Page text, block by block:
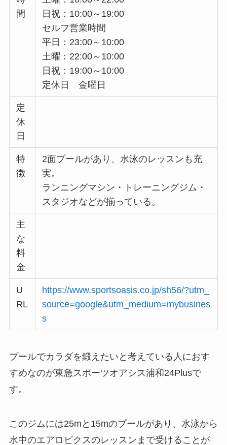
間
日祝：10:00～19:00
セルフ営業時間
平日：23:00～10:00
土曜：22:00～10:00
日祝：19:00～10:00
定休日 金曜日
定
休
日
特
徴
2面プールがあり、水泳のレッスンも充
実。
ランニングマシン・トレーニングジム・
スタジオなどが揃っている。
主
な
料
金
U
RL
https://www.sportsoasis.co.jp/sh56/?utm_
source=google&utm_medium=mybusines
s
プールでカラダを鍛えたいと考えている人におす
すめなのが東急スポーツオアシス浦和24Plusで
す。
このジムには25mと15mのプールがあり、水泳から
水中のエアロビクスのレッスンまで受けることが